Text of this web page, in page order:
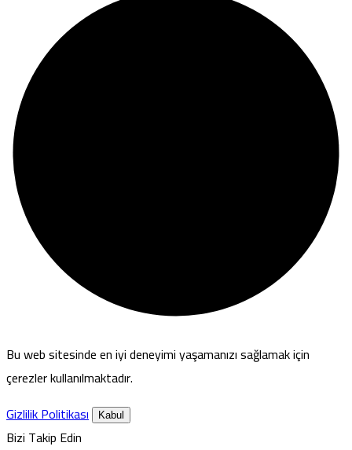
Bu web sitesinde en iyi deneyimi yaşamanızı sağlamak için
çerezler kullanılmaktadır.
Gizlilik Politikası
Kabul
Bizi Takip Edin